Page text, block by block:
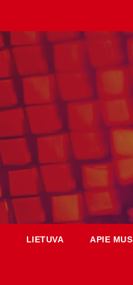
LIETUVA APIE MUS